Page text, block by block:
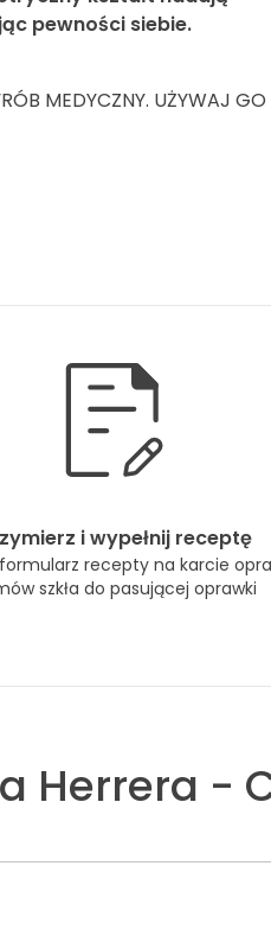
pewności siebie.
MEDYCZNY. UŻYWAJ
i wypełnij receptę
recepty na karcie
szkła do pasującej oprawki
Herrera -